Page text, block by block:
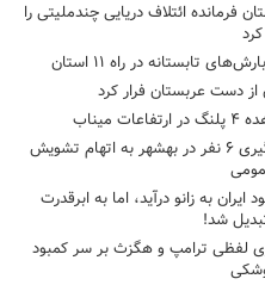
فرمانده ائتلاف دریایی چندملیتی را
تابستانه در راه ۱۱ استان
دست عربستان فرار کرد
میناب
دستگیری ۶ نفر در بهشهر به اتهام تشویش
ایران به زانو درآید، اما به ابرقدرت
شد!
لفظی ترامپ و هگزث بر سر کمبود